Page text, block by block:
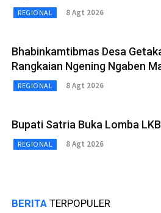
REGIONAL 8 Agt 2026
Bhabinkamtibmas Desa
Rangkaian Ngening Ngaben
REGIONAL 8 Agt 2026
Bupati Satria Buka Lomba
REGIONAL 8 Agt 2026
BERITA TERPOPULER